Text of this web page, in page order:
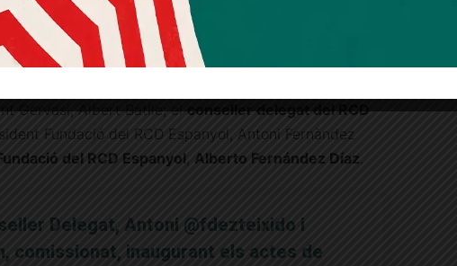
actes del centenari de l’estadi de Sarrià, que va tenir
seu del Districte Sarrià-Sant Gervasi, va estar presidit
Gervasi, Albert Batlle; el conseller delegat del RCD
Fundació del RCD Espanyol, Antoni Fernàndez
del RCD Espanyol, Alberto Fernández Díaz
Delegat, Antoni @fdezteixido i
, comissionat, inaugurant els actes de